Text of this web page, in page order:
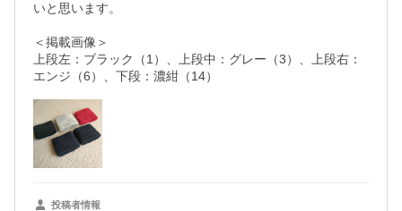
いと思います。
＜掲載画像＞
上段左：ブラック（1）、上段中：グレー（3）、上段右：
エンジ（6）、下段：濃紺（14）
投稿者情報